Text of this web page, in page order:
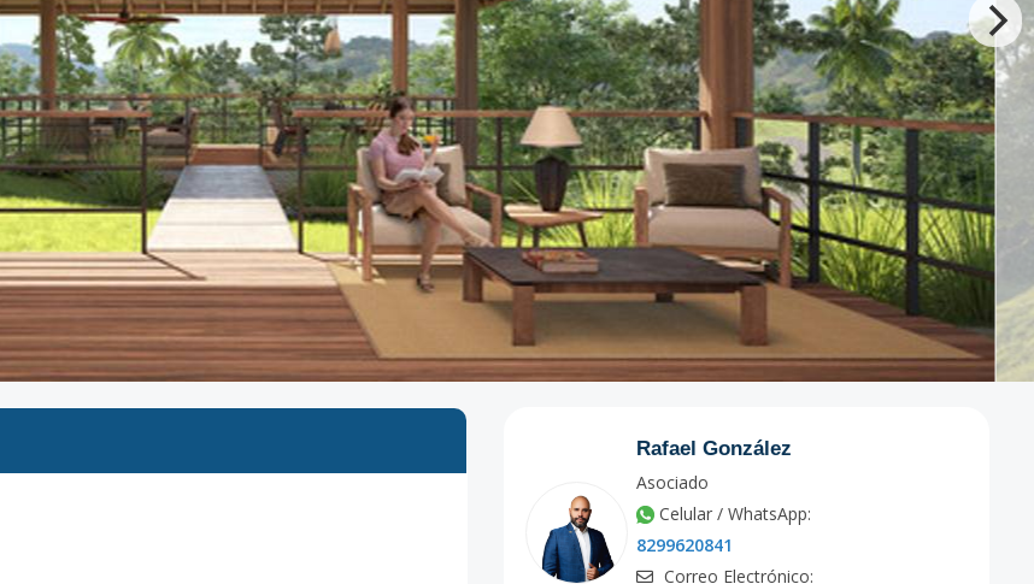
Rafael González
Asociado
Celular / WhatsApp:
8299620841
Correo Electrónico: